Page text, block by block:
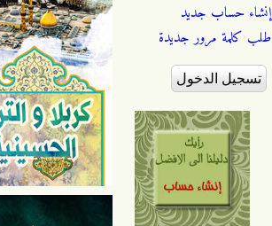
إنشاء حساب جديد
طلب كلمة مرور جديدة